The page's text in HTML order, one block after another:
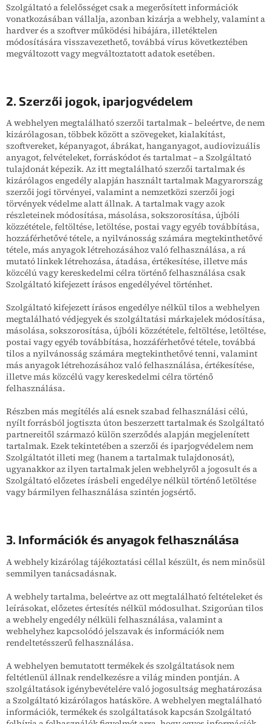
Szolgáltató a felelősséget csak a megerősített információk
vonatkozásában vállalja, azonban kizárja a webhely, valamint a
hardver és a szoftver működési hibájára, illetéktelen
módosítására visszavezethető, továbbá vírus következtében
megváltozott vagy megváltoztatott adatok esetében.
2. Szerzői jogok, iparjogvédelem
A webhelyen megtalálható szerzői tartalmak – beleértve, de nem
kizárólagosan, többek között a szövegeket, kialakítást,
szoftvereket, képanyagot, ábrákat, hanganyagot, audiovizuális
anyagot, felvételeket, forráskódot és tartalmat – a Szolgáltató
tulajdonát képezik. Az itt megtalálható szerzői tartalmak és
kizárólagos engedély alapján használt tartalmak Magyarország
szerzői jogi törvényei, valamint a nemzetközi szerzői jogi
törvények védelme alatt állnak. A tartalmak vagy azok
részleteinek módosítása, másolása, sokszorosítása, újbóli
közzététele, feltöltése, letöltése, postai vagy egyéb továbbítása,
hozzáférhetővé tétele, a nyilvánosság számára megtekinthetővé
tétele, más anyagok létrehozásához való felhasználása, a rá
mutató linkek létrehozása, átadása, értékesítése, illetve más
közcélú vagy kereskedelmi célra történő felhasználása csak
Szolgáltató kifejezett írásos engedélyével történhet.
Szolgáltató kifejezett írásos engedélye nélkül tilos a webhelyen
megtalálható védjegyek és szolgáltatási márkajelek módosítása,
másolása, sokszorosítása, újbóli közzététele, feltöltése, letöltése,
postai vagy egyéb továbbítása, hozzáférhetővé tétele, továbbá
tilos a nyilvánosság számára megtekinthetővé tenni, valamint
más anyagok létrehozásához való felhasználása, értékesítése,
illetve más közcélú vagy kereskedelmi célra történő
felhasználása.
Részben más megítélés alá esnek szabad felhasználási célú,
nyílt forrásból jogtiszta úton beszerzett tartalmak és Szolgáltató
partnereitől származó külön szerződés alapján megjelenített
tartalmak. Ezek tekintetében a szerzői és iparjogvédelem nem
Szolgáltatót illeti meg (hanem a tartalmak tulajdonosát),
ugyanakkor az ilyen tartalmak jelen webhelyről a jogosult és a
Szolgáltató előzetes írásbeli engedélye nélkül történő letöltése
vagy bármilyen felhasználása szintén jogsértő.
3. Információk és anyagok felhasználása
A webhely kizárólag tájékoztatási céllal készült, és nem minősül
semmilyen tanácsadásnak.
A webhely tartalma, beleértve az ott megtalálható feltételeket és
leírásokat, előzetes értesítés nélkül módosulhat. Szigorúan tilos
a webhely engedély nélküli felhasználása, valamint a
webhelyhez kapcsolódó jelszavak és információk nem
rendeltetésszerű felhasználása.
A webhelyen bemutatott termékek és szolgáltatások nem
feltétlenül állnak rendelkezésre a világ minden pontján. A
szolgáltatások igénybevételére való jogosultság meghatározása
a Szolgáltató kizárólagos hatásköre. A webhelyen megtalálható
információk, termékek és szolgáltatások kapcsán Szolgáltató